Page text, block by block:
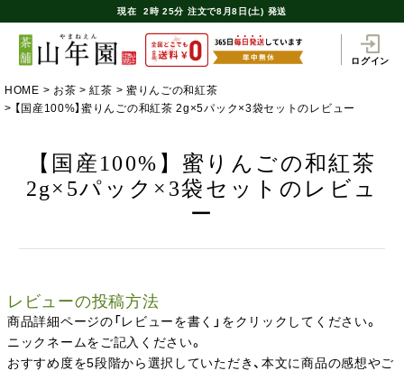
現在 2時 25分 注文で8月8日(土) 発送
ログイン
HOME お茶 紅茶
蜜りんごの和紅茶
【国産100%】蜜りんごの和紅茶 2g×5パック×3袋セットのレビュー
【国産100%】蜜りんごの和紅茶
2g×5パック×3袋セットのレビュ
ー
レビューの投稿方法
商品詳細ページの「レビューを書く」をクリックしてください。
ニックネームをご記入ください。
おすすめ度を5段階から選択していただき、本文に商品の感想やご